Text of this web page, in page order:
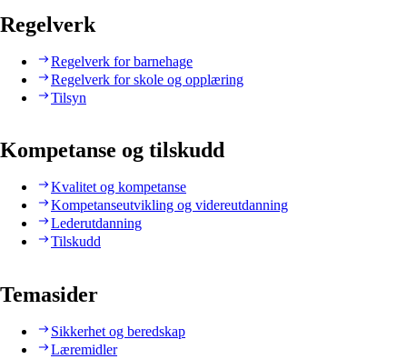
Regelverk
Regelverk for barnehage
Regelverk for skole og opplæring
Tilsyn
Kompetanse og tilskudd
Kvalitet og kompetanse
Kompetanseutvikling og videreutdanning
Lederutdanning
Tilskudd
Temasider
Sikkerhet og beredskap
Læremidler